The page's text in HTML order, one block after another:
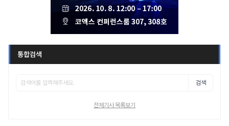
통합검색
검색
전체기사 목록보기